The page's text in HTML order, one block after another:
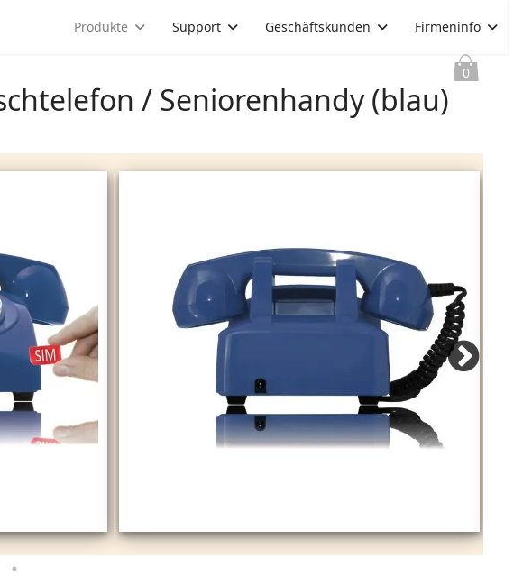
0
Produkte Support Geschäftskunden Firmeninfo
/ Seniorenhandy (blau)